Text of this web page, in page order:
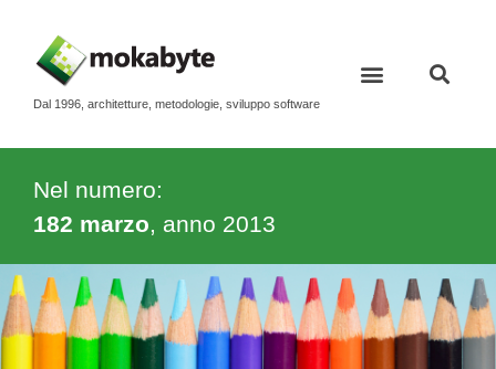
Dal 1996, architetture, metodologie, sviluppo software
Nel numero:
182 marzo, anno 2013